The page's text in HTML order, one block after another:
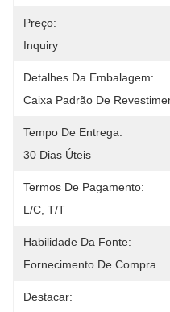
Preço:
Inquiry
Detalhes Da Embalagem:
Caixa Padrão De
Tempo De Entrega:
30 Dias Úteis
Termos De Pagamento:
L/C, T/T
Habilidade Da Fonte:
Fornecimento De Compra
Destacar: